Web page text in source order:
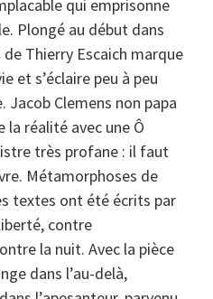
qui emprisonne
Plongé au début dans
Thierry Escaich marque
et s’éclaire peu à peu
Jacob Clemens non papa
la réalité avec une Ô
très profane : il faut
Métamorphoses de
textes ont été écrits par
contre
la nuit. Avec la pièce
dans l’au-delà,